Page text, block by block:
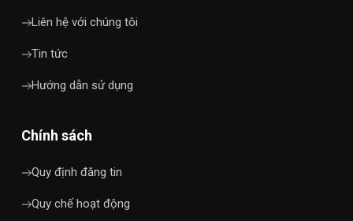
Liên hệ với chúng tôi
Tin tức
Hướng dẫn sử dụng
Chính sách
Quy định đăng tin
Quy chế hoạt động